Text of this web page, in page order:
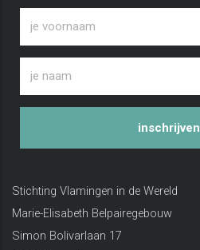
inschrijven
Stichting Vlamingen in de Wereld
Marie-Elisabeth Belpairegebouw
Simon Bolivarlaan 17